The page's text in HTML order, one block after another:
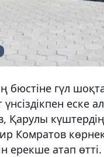
гүл
еске
Қарулы
Комратов
ерекше атап өтті.